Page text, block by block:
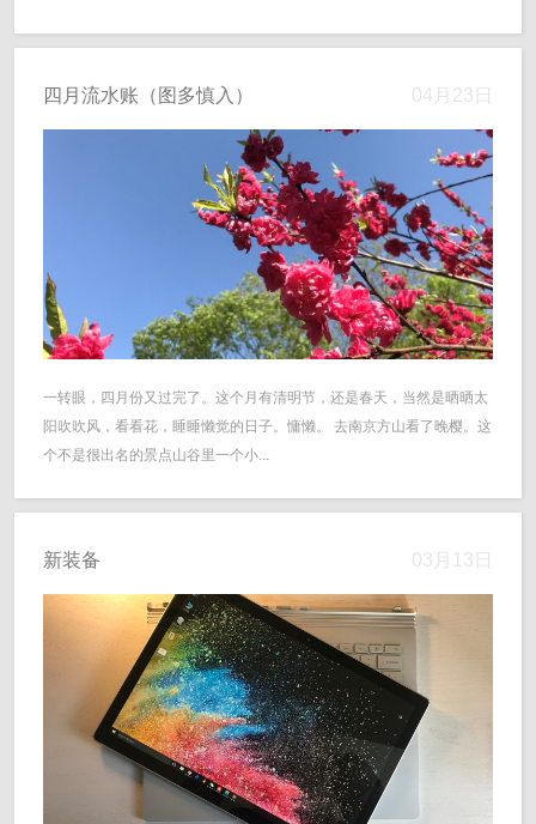
四月流水账（图多慎入） 04月23日
一转眼，四月份又过完了。这个月有清明节，还是春天，当然是晒晒太
阳吹吹风，看看花，睡睡懒觉的日子。慵懒。 去南京方山看了晚樱。这
个不是很出名的景点山谷里一个小...
新装备 03月13日